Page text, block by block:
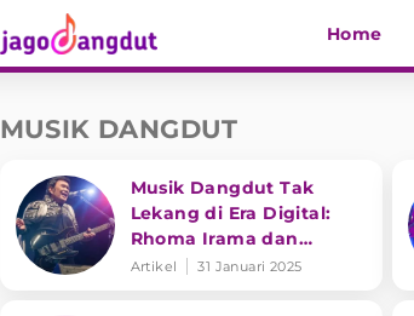
Home
MUSIK DANGDUT
Musik Dangdut Tak
Lekang di Era Digital:
Rhoma Irama dan
Transformasi Genre
Artikel 31 Januari 2025